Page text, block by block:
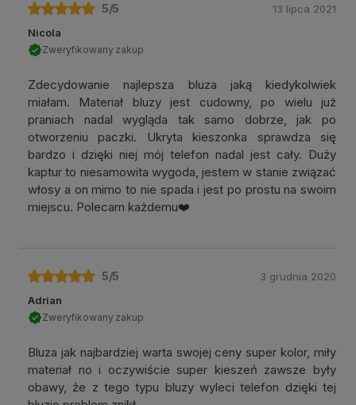
5/5
Nicola
Zweryfikowany zakup
Zdecydowanie najlepsza bluza jaką kiedykolwiek
miałam. Materiał bluzy jest cudowny, po wielu już
praniach nadal wygląda tak samo dobrze, jak po
otworzeniu paczki. Ukryta kieszonka sprawdza się
bardzo i dzięki niej mój telefon nadal jest cały. Duży
kaptur to niesamowita wygoda, jestem w stanie związać
włosy a on mimo to nie spada i jest po prostu na swoim
miejscu. Polecam każdemu❤️
13 lipca 2021
5/5
Adrian
Zweryfikowany zakup
Bluza jak najbardziej warta swojej ceny super kolor, miły
materiał no i oczywiście super kieszeń zawsze były
obawy, że z tego typu bluzy wyleci telefon dzięki tej
3 grudnia 2020